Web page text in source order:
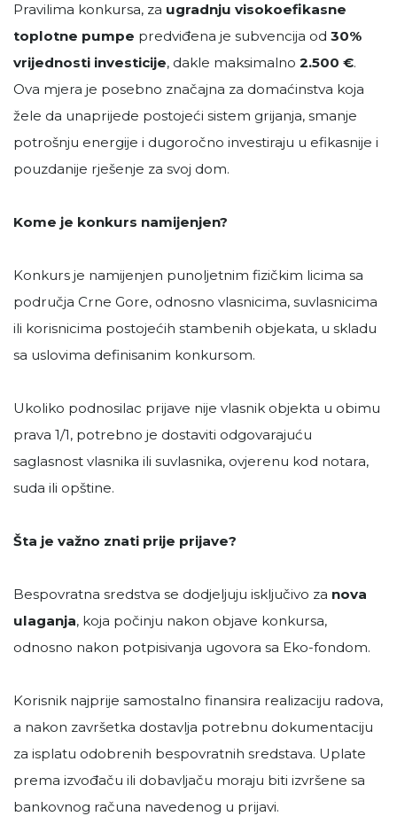
Pravilima konkursa, za ugradnju visokoefikasne
toplotne pumpe predviđena je subvencija od 30%
vrijednosti investicije, dakle maksimalno 2.500 €.
Ova mjera je posebno značajna za domaćinstva koja
žele da unaprijede postojeći sistem grijanja, smanje
potrošnju energije i dugoročno investiraju u efikasnije i
pouzdanije rješenje za svoj dom.
Kome je konkurs namijenjen?
Konkurs je namijenjen punoljetnim fizičkim licima sa
područja Crne Gore, odnosno vlasnicima, suvlasnicima
ili korisnicima postojećih stambenih objekata, u skladu
sa uslovima definisanim konkursom.
Ukoliko podnosilac prijave nije vlasnik objekta u obimu
prava 1/1, potrebno je dostaviti odgovarajuću
saglasnost vlasnika ili suvlasnika, ovjerenu kod notara,
suda ili opštine.
Šta je važno znati prije prijave?
Bespovratna sredstva se dodjeljuju isključivo za nova
ulaganja, koja počinju nakon objave konkursa,
odnosno nakon potpisivanja ugovora sa Eko-fondom.
Korisnik najprije samostalno finansira realizaciju radova,
a nakon završetka dostavlja potrebnu dokumentaciju
za isplatu odobrenih bespovratnih sredstava. Uplate
prema izvođaču ili dobavljaču moraju biti izvršene sa
bankovnog računa navedenog u prijavi.